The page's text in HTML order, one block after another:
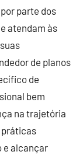
parte dos
atendam às
de planos
de
bem
na trajetória
práticas
e alcançar